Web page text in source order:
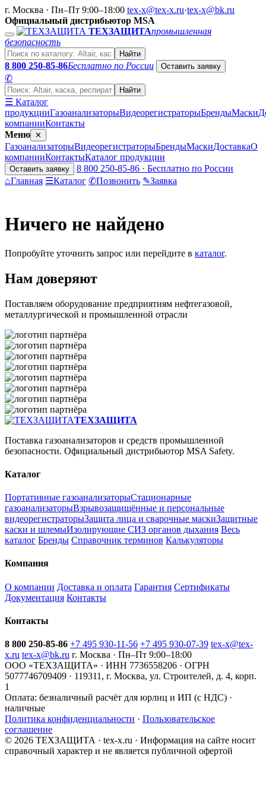
г. Москва · Пн–Пт 9:00–18:00 tex-x@tex-x.ru·tex-x@bk.ru
Официальный дистрибьютор MSA
ТЕХЗАЩИТАпромышленная
безопасность
Найти
8 800 250-85-86Бесплатно по России Оставить заявку
✆
Найти
☰ Каталог
продукцииГазоанализаторыВидеорегистраторыБрендыМаски
компанииКонтакты
Меню ✕
ГазоанализаторыВидеорегистраторыБрендыМаскиДоставкаО
компанииКонтактыКаталог продукции
Оставить заявку
8 800 250-85-86 · Бесплатно по России
⌂Главная ☰Каталог ✆Позвонить ✎Заявка
Ничего не найдено
Попробуйте уточнить запрос или перейдите в каталог.
Нам доверяют
Поставляем оборудование предприятиям нефтегазовой,
металлургической и промышленной отрасли
ТЕХЗАЩИТА
Поставка газоанализаторов и средств промышленной
безопасности. Официальный дистрибьютор MSA Safety.
Каталог
Портативные газоанализаторыСтационарные
газоанализаторыВзрывозащищённые и персональные
видеорегистраторыЗащита лица и сварочные маскиЗащитные
каски и шлемыИзолирующие СИЗ органов дыхания Весь
каталог Бренды Справочник терминов Калькуляторы
Компания
О компании Доставка и оплата Гарантия Сертификаты
Документация Контакты
Контакты
8 800 250-85-86 +7 495 930-11-56 +7 495 930-07-39 tex-x@tex-
x.ru tex-x@bk.ru г. Москва · Пн–Пт 9:00–18:00
ООО «ТЕХЗАЩИТА» · ИНН 7736558206 · ОГРН
5077746709409 · 119311, г. Москва, ул. Строителей, д. 4, корп.
1
Оплата: безналичный расчёт для юрлиц и ИП (с НДС) ·
наличные
Политика конфиденциальности · Пользовательское
соглашение
© 2026 ТЕХЗАЩИТА · tex-x.ru · Информация на сайте носит
справочный характер и не является публичной офертой